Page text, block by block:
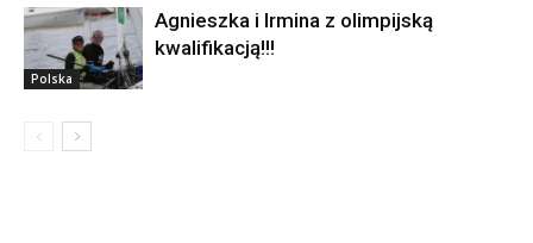
Polska
Agnieszka i Irmina z olimpijską
kwalifikacją!!!